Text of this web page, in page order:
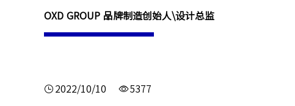
OXD GROUP 品牌制造创始人\设计总监
2022/10/10 5377